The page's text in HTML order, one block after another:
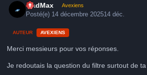
MadMax Avexiens
Posté(e) 14 décembre 202514 déc.
AUTEUR AVEXIENS
Merci messieurs pour vos réponses.
Je redoutais la question du filtre surtout de